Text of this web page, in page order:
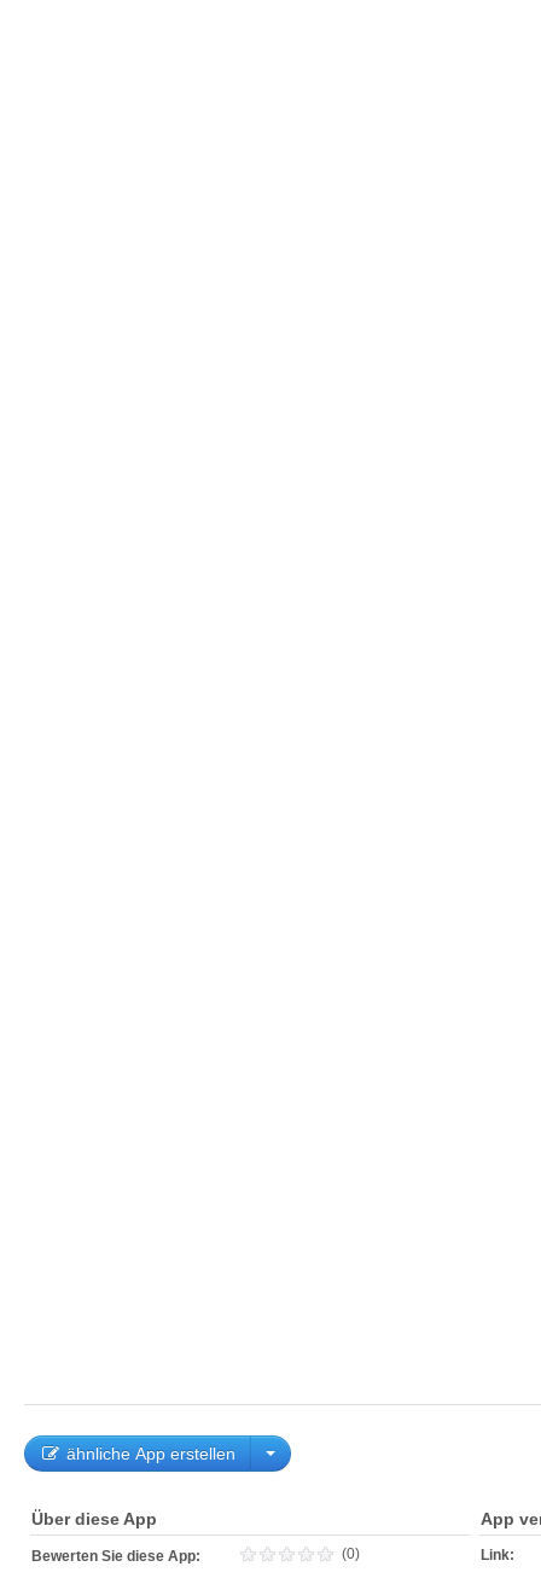
ähnliche App erstellen
Über diese App
Bewerten Sie diese App: (0)
App
Link: